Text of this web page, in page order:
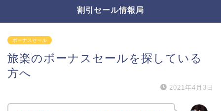
割引セール情報局
ボーナスセール
旅楽のボーナスセールを探している
方へ
2021年4月3日